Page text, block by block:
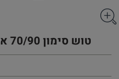
טוש סימון 70/90 ארטליין גוף מתכת